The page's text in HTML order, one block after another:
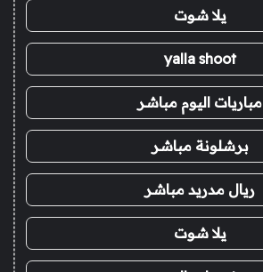
يلا شوت
yalla shoot
مباريات اليوم مباشر
برشلونة مباشر
ريال مدريد مباشر
يلا شوت